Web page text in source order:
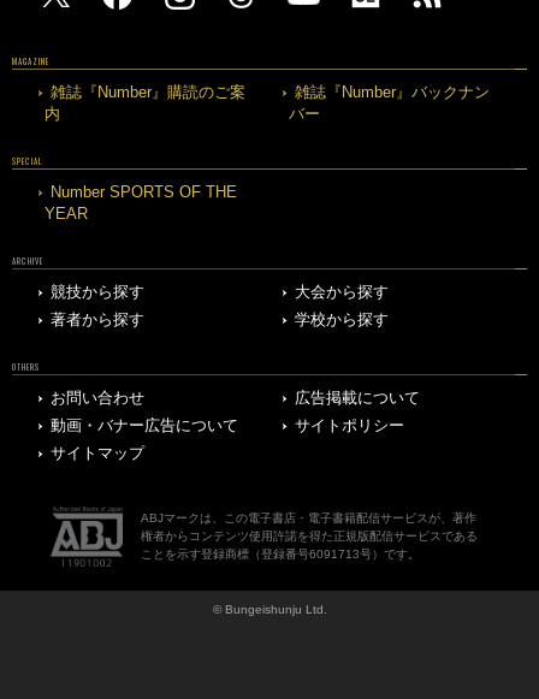
MAGAZINE
雑誌『Number』購読のご案
内
雑誌『Number』バックナン
バー
SPECIAL
Number SPORTS OF THE
YEAR
ARCHIVE
競技から探す
大会から探す
著者から探す
学校から探す
OTHERS
お問い合わせ
広告掲載について
動画・バナー広告について
サイトポリシー
サイトマップ
ABJマークは、この電子書店・電子書籍配信サービスが、著作
権者からコンテンツ使用許諾を得た正規版配信サービスである
ことを示す登録商標（登録番号6091713号）です。
© Bungeishunju Ltd.